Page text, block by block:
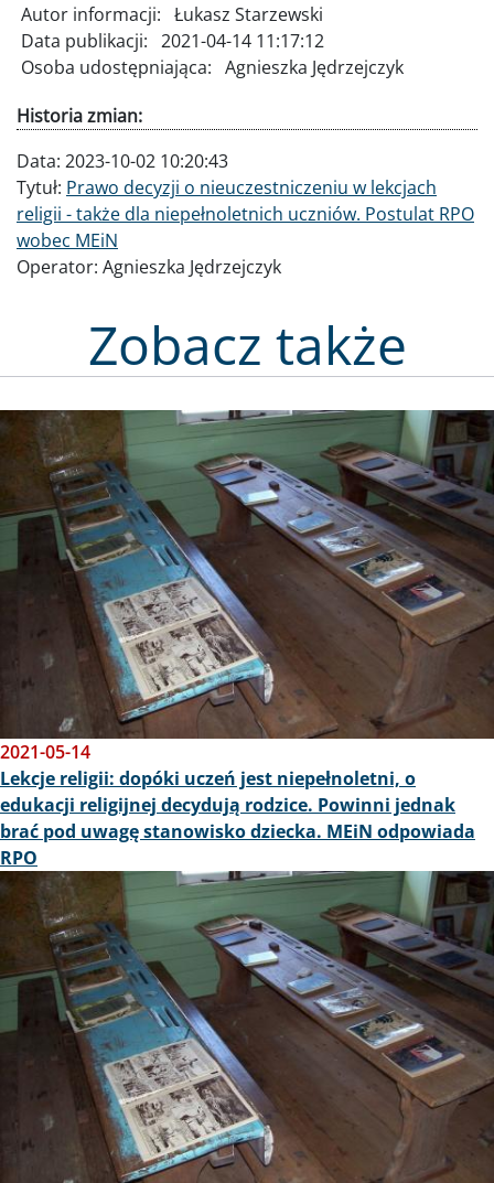
Autor informacji: Łukasz Starzewski
Data publikacji: 2021-04-14 11:17:12
Osoba udostępniająca: Agnieszka Jędrzejczyk
Historia zmian:
Data: 2023-10-02 10:20:43
Tytuł: Prawo decyzji o nieuczestniczeniu w lekcjach
religii - także dla niepełnoletnich uczniów. Postulat RPO
wobec MEiN
Operator: Agnieszka Jędrzejczyk
Zobacz także
Obraz
2021-05-14
Lekcje religii: dopóki uczeń jest niepełnoletni, o
edukacji religijnej decydują rodzice. Powinni jednak
brać pod uwagę stanowisko dziecka. MEiN odpowiada
RPO
Obraz